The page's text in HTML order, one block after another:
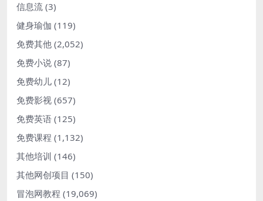
信息流 (3)
健身瑜伽 (119)
免费其他 (2,052)
免费小说 (87)
免费幼儿 (12)
免费影视 (657)
免费英语 (125)
免费课程 (1,132)
其他培训 (146)
其他网创项目 (150)
冒泡网教程 (19,069)